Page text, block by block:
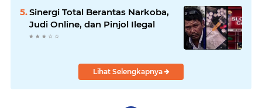
HarianMataBerita.com
Sampaikan Ucapan Selamat
Sinergi Total Berantas Narkoba,
Judi Online, dan Pinjol Ilegal
Lihat Selengkapnya